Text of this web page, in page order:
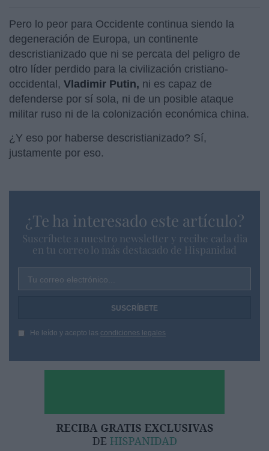
Pero lo peor para Occidente continua siendo la
degeneración de Europa, un continente
descristianizado que ni se percata del peligro de
otro líder perdido para la civilización cristiano-
occidental, Vladimir Putin, ni es capaz de
defenderse por sí sola, ni de un posible ataque
militar ruso ni de la colonización económica china.
¿Y eso por haberse descristianizado? Sí,
justamente por eso.
¿Te ha interesado este artículo?
Suscríbete a nuestro newsletter y recibe cada dia
en tu correo lo más destacado de Hispanidad
Tu correo electrónico...
He leído y acepto las condiciones legales